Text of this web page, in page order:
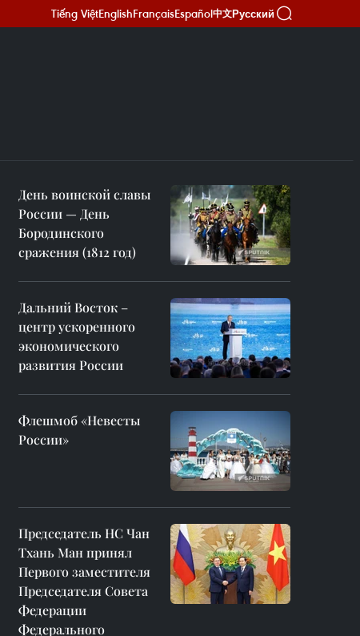
Tiếng ViệtEnglishFrançaisEspañol中文Русский
День воинской славы
России — День
Бородинского
сражения (1812 год)
Дальний Восток –
центр ускоренного
экономического
развития России
Флешмоб «Невесты
России»
Председатель НС Чан
Тхань Ман принял
Первого заместителя
Председателя Совета
Федерации
Федерального